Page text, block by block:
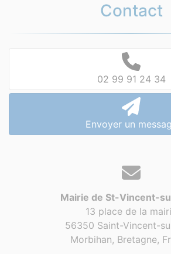
Contact
02 99 91 24 34
Envoyer un
Mairie de St-Vincent-
13 place de la
56350 Saint-Vincent-
Morbihan, Bretagne,